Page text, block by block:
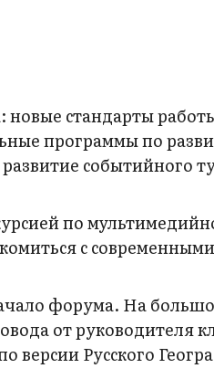
стандарты
программы по
событийного
по
с
форума. На
от руководителя
версии Русского